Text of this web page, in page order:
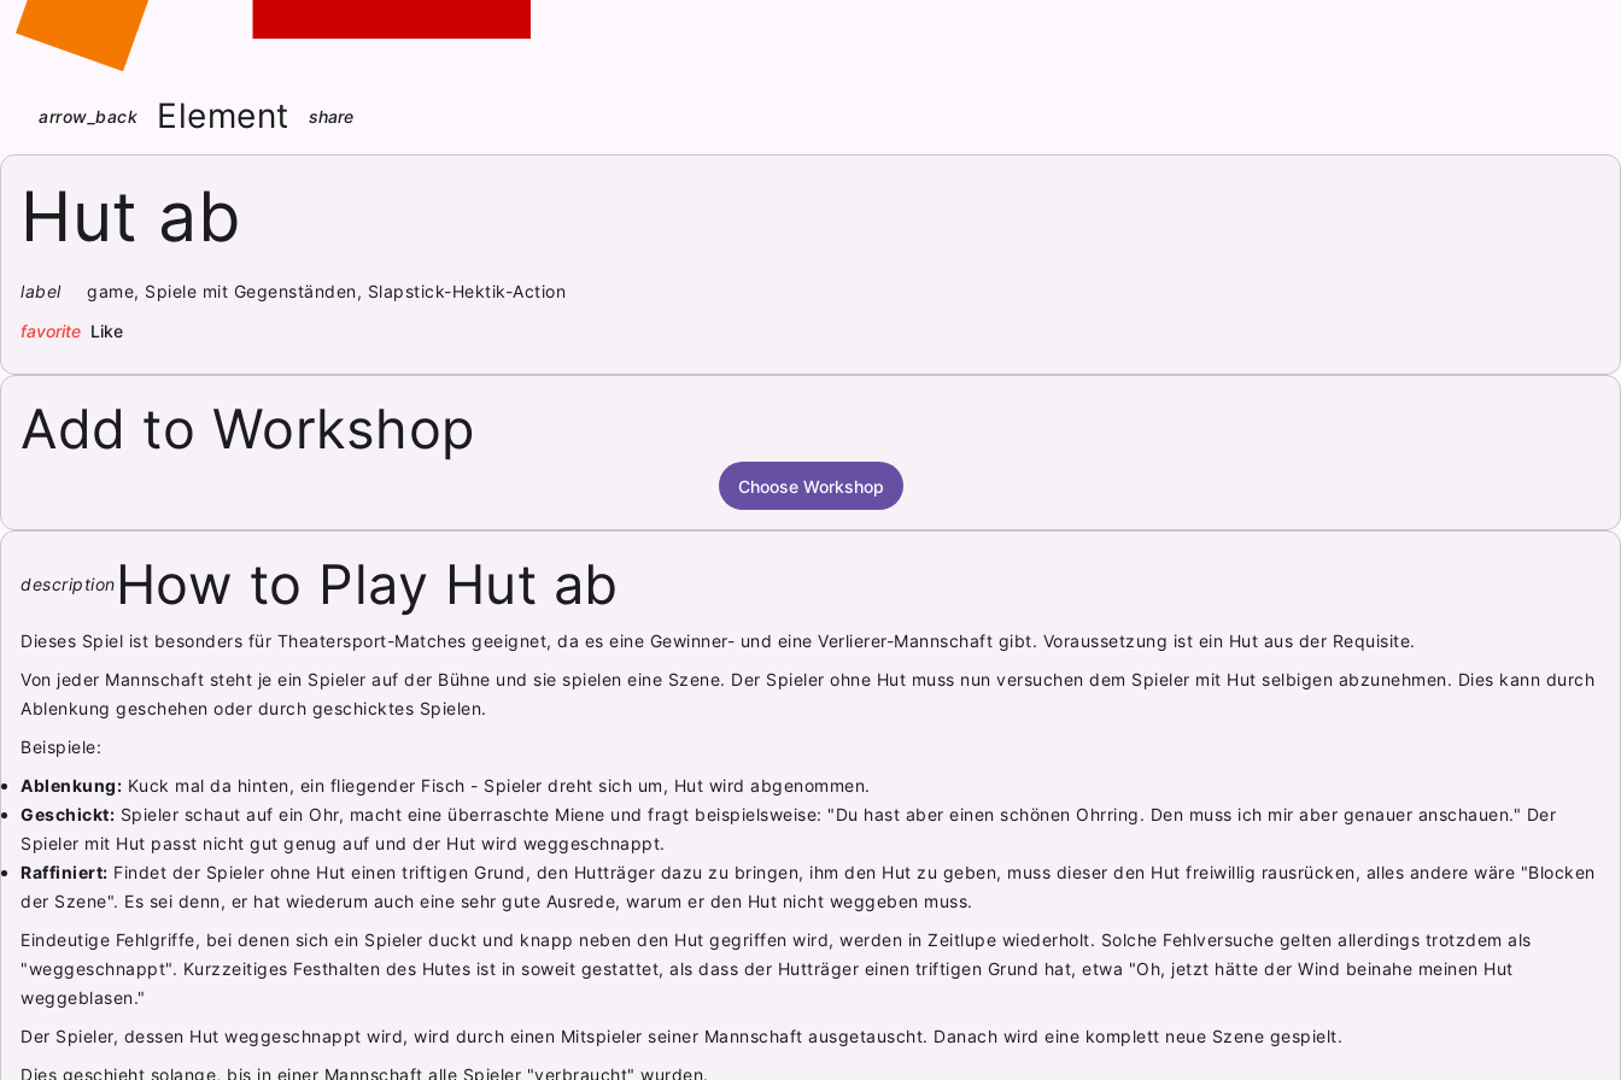
arrow_back Element share
Hut ab
label
game, Spiele mit Gegenständen, Slapstick-Hektik-Action
favorite Like
Add to Workshop
Choose Workshop
description How to Play Hut ab
Dieses Spiel ist besonders für Theatersport-Matches geeignet, da es eine Gewinner- und eine Verlierer-Mannschaft gibt. Voraussetzung ist ein Hut aus der Requisite.
Von jeder Mannschaft steht je ein Spieler auf der Bühne und sie spielen eine Szene. Der Spieler ohne Hut muss nun versuchen dem Spieler mit Hut selbigen abzunehmen. Dies kann durch
Ablenkung geschehen oder durch geschicktes Spielen.
Beispiele:
Ablenkung: Kuck mal da hinten, ein fliegender Fisch - Spieler dreht sich um, Hut wird abgenommen.
Geschickt: Spieler schaut auf ein Ohr, macht eine überraschte Miene und fragt beispielsweise: "Du hast aber einen schönen Ohrring. Den muss ich mir aber genauer anschauen." Der
Spieler mit Hut passt nicht gut genug auf und der Hut wird weggeschnappt.
Raffiniert: Findet der Spieler ohne Hut einen triftigen Grund, den Hutträger dazu zu bringen, ihm den Hut zu geben, muss dieser den Hut freiwillig rausrücken, alles andere wäre "Blocken
der Szene". Es sei denn, er hat wiederum auch eine sehr gute Ausrede, warum er den Hut nicht weggeben muss.
Eindeutige Fehlgriffe, bei denen sich ein Spieler duckt und knapp neben den Hut gegriffen wird, werden in Zeitlupe wiederholt. Solche Fehlversuche gelten allerdings trotzdem als
"weggeschnappt". Kurzzeitiges Festhalten des Hutes ist in soweit gestattet, als dass der Hutträger einen triftigen Grund hat, etwa "Oh, jetzt hätte der Wind beinahe meinen Hut
weggeblasen."
Der Spieler, dessen Hut weggeschnappt wird, wird durch einen Mitspieler seiner Mannschaft ausgetauscht. Danach wird eine komplett neue Szene gespielt.
Dies geschieht solange, bis in einer Mannschaft alle Spieler "verbraucht" wurden.